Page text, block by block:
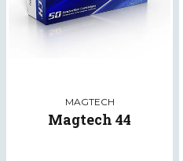
MAGTECH
Magtech 44